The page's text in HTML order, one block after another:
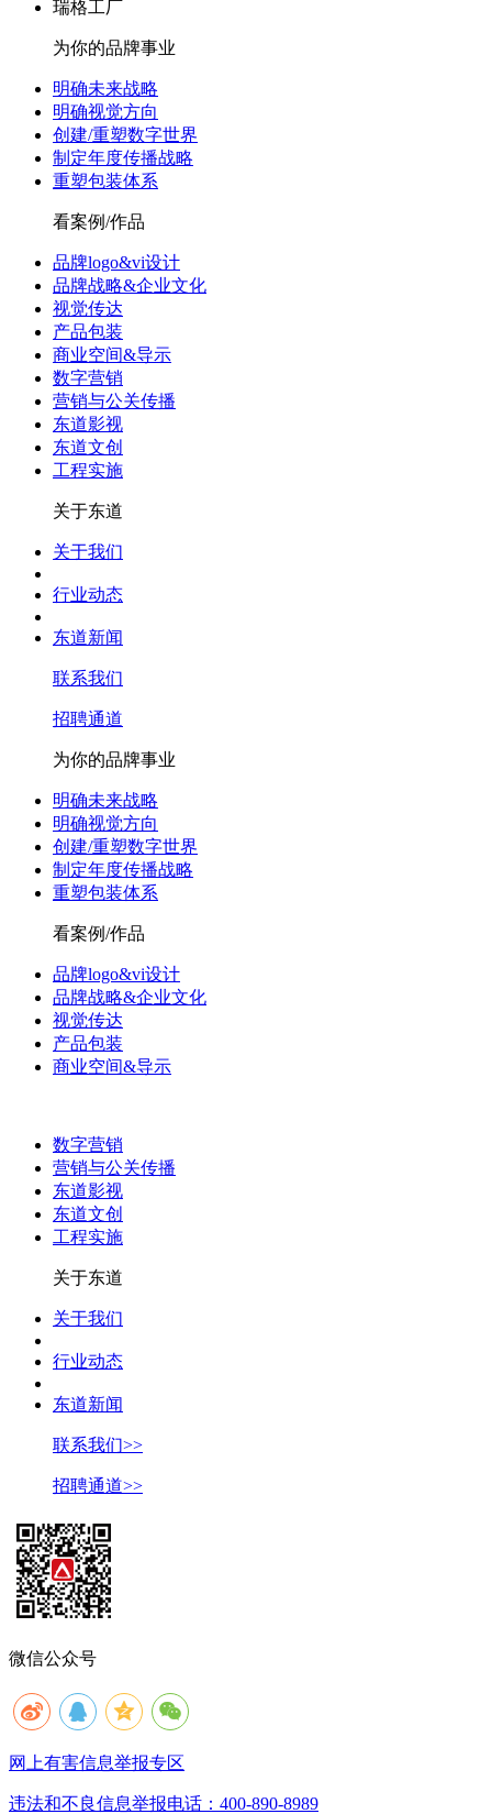
瑞格工厂
为你的品牌事业
明确未来战略
明确视觉方向
创建/重塑数字世界
制定年度传播战略
重塑包装体系
看案例/作品
品牌logo&vi设计
品牌战略&企业文化
视觉传达
产品包装
商业空间&导示
数字营销
营销与公关传播
东道影视
东道文创
工程实施
关于东道
关于我们
行业动态
东道新闻
联系我们
招聘通道
为你的品牌事业
明确未来战略
明确视觉方向
创建/重塑数字世界
制定年度传播战略
重塑包装体系
看案例/作品
品牌logo&vi设计
品牌战略&企业文化
视觉传达
产品包装
商业空间&导示
数字营销
营销与公关传播
东道影视
东道文创
工程实施
关于东道
关于我们
行业动态
东道新闻
联系我们>>
招聘通道>>
微信公众号
网上有害信息举报专区
违法和不良信息举报电话：400-890-8989